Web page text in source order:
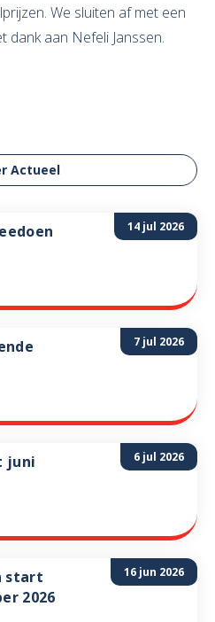
We sluiten af met een
dank aan Nefeli Janssen.
Actueel
14 jul 2026
7 jul 2026
6 jul 2026
juni
16 jun 2026
start
2026